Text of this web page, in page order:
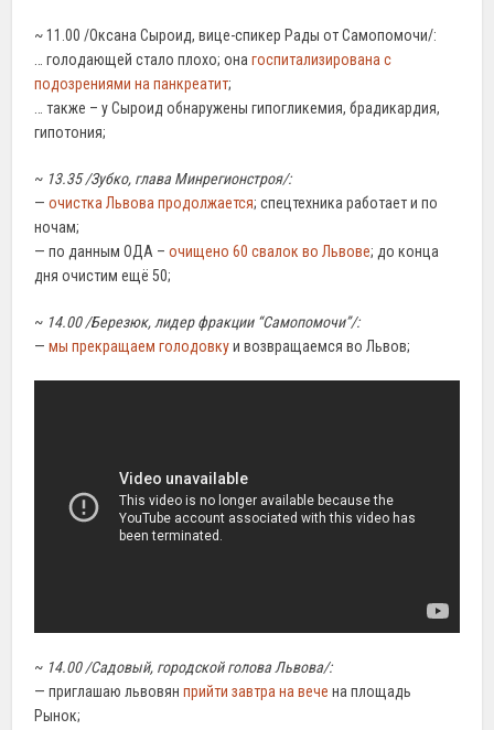
~ 11.00 /Оксана Сыроид, вице-спикер Рады от Самопомочи/:
… голодающей стало плохо; онагоспитализирована с
подозрениями на панкреатит;
… также – у Сыроид обнаружены гипогликемия, брадикардия,
гипотония;
~ 13.35 /Зубко, глава Минрегионстроя/:
—очистка Львова продолжается; спецтехника работает и по
ночам;
— по данным ОДА –очищено 60 свалок во Львове; до конца
дня очистим ещё 50;
~ 14.00 /Березюк, лидер фракции “Самопомочи”/:
—мы прекращаем голодовкуи возвращаемся во Львов;
~ 14.00 /Садовый, городской голова Львова/:
— приглашаю львовянприйти завтра на вече на площадь
Рынок;